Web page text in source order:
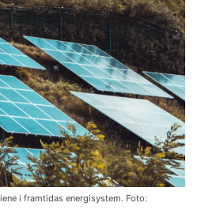
i framtidas energisystem. Foto: